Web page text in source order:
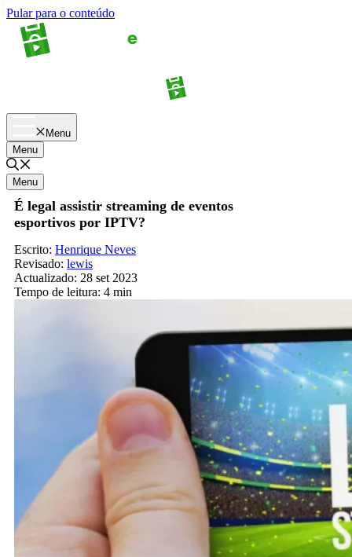
Pular para o conteúdo
Menu
Menu
Menu
É legal assistir streaming de eventos
esportivos por IPTV?
Escrito: Henrique Neves
Revisado: lewis
Actualizado: 28 set 2023
Tempo de leitura: 4 min